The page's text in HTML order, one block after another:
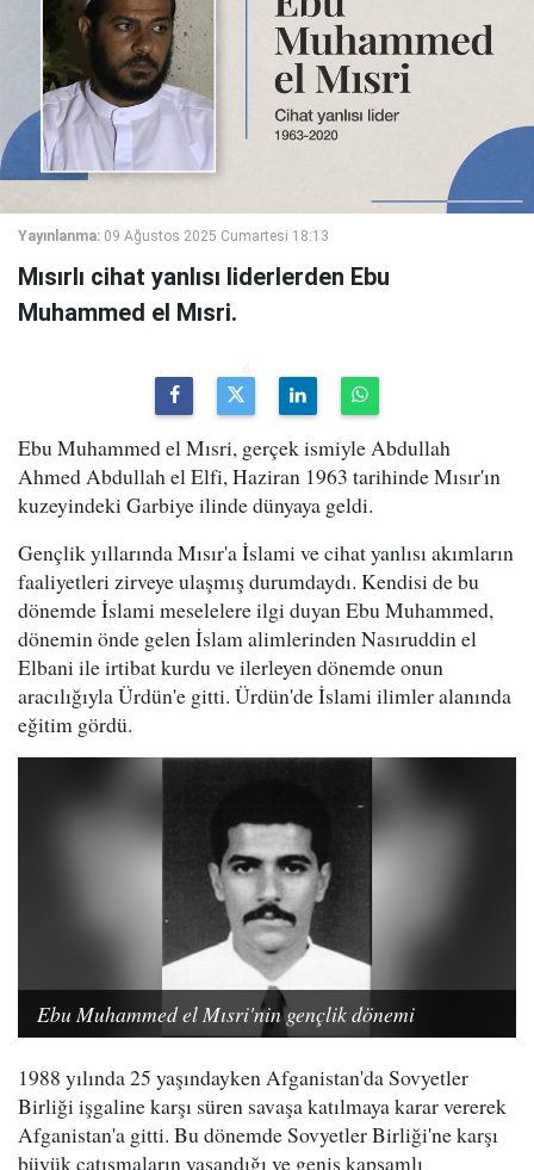
Yayınlanma: 09 Ağustos 2025 Cumartesi 18:13
Mısırlı cihat yanlısı liderlerden Ebu
Muhammed el Mısri.
Ebu Muhammed el Mısri, gerçek ismiyle Abdullah
Ahmed Abdullah el Elfi, Haziran 1963 tarihinde Mısır'ın
kuzeyindeki Garbiye ilinde dünyaya geldi.
Gençlik yıllarında Mısır'a İslami ve cihat yanlısı akımların
faaliyetleri zirveye ulaşmış durumdaydı. Kendisi de bu
dönemde İslami meselelere ilgi duyan Ebu Muhammed,
dönemin önde gelen İslam alimlerinden Nasıruddin el
Elbani ile irtibat kurdu ve ilerleyen dönemde onun
aracılığıyla Ürdün'e gitti. Ürdün'de İslami ilimler alanında
eğitim gördü.
Ebu Muhammed el Mısri'nin gençlik dönemi
1988 yılında 25 yaşındayken Afganistan'da Sovyetler
Birliği işgaline karşı süren savaşa katılmaya karar vererek
Afganistan'a gitti. Bu dönemde Sovyetler Birliği'ne karşı
büyük çatışmaların yaşandığı ve geniş kapsamlı